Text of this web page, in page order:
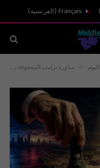
)
Français
( الفرنسية)
» مناورة ترامب المحفوفة بالمخاطر: إجبار الجميع على كشف أوراقهم